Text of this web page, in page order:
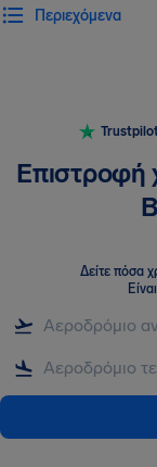
Περιεχόμενα
Επιστροφή
Δείτε πόσα